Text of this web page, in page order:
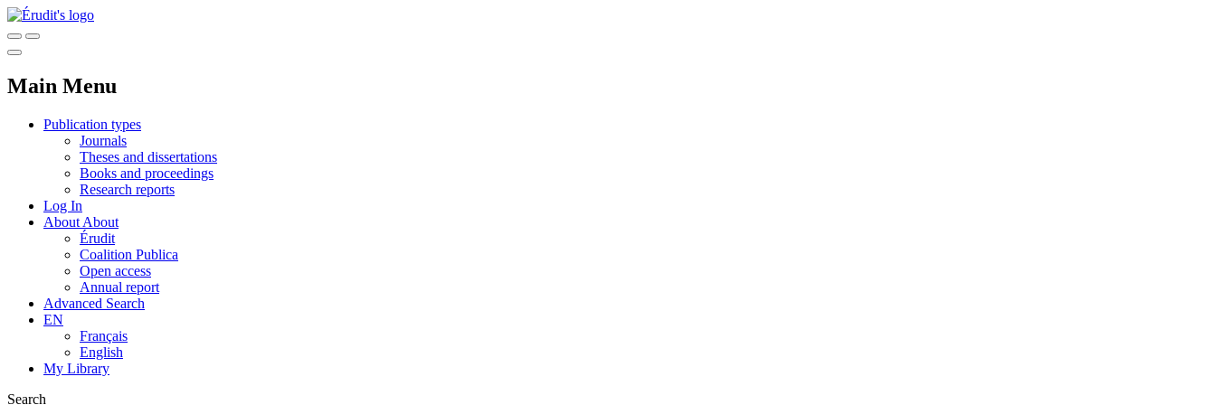
Main Menu
Publication types
Journals
Theses and dissertations
Books and proceedings
Research reports
Log In
About About
Érudit
Coalition Publica
Open access
Annual report
Advanced Search
EN
Français
English
My Library
Search